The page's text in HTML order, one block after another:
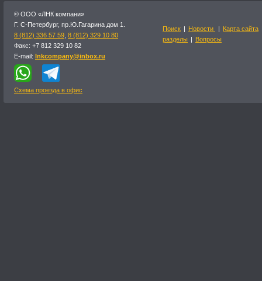
© OOO «ЛНК компани»
Г. С-Петербург, пр.Ю.Гагарина дом 1.
8 (812) 336 57 59 8 (812) 329 10 80
Факс: +7 812 329 10 82
E-mail: lnkcompany@inbox.ru
Схема проезда в офис
Поиск | Новости | Карта сайта
разделы | Вопросы